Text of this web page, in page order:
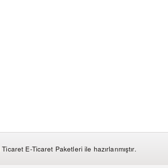
Ticaret E-Ticaret Paketleriile hazırlanmıştır.